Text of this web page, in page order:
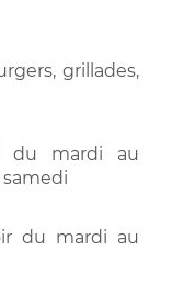
grillades,
du mardi au
du mardi au